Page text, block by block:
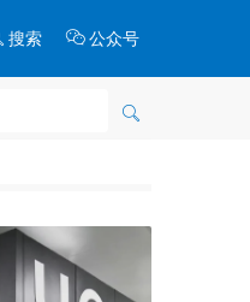
搜索 公众号